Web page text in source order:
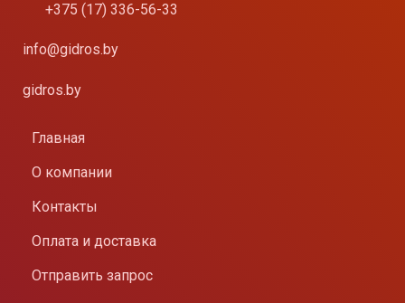
+375 (17) 336-56-33
info@gidros.by
gidros.by
Главная
О компании
Контакты
Оплата и доставка
Отправить запрос